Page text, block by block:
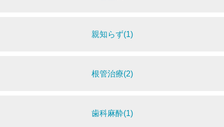
親知らず(1)
根管治療(2)
歯科麻酔(1)